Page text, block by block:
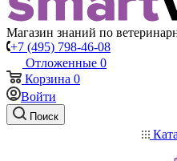
Магазин знаний по
+7 (495) 798-46-08
Отложенные 0
Корзина 0
Войти
Поиск